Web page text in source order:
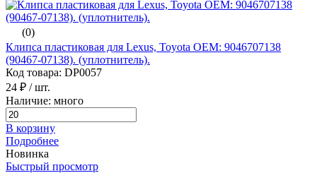
(0)
Клипса пластиковая для Lexus, Toyota ОЕМ: 9046707138
(90467-07138). (уплотнитель).
Код товара: DP0057
24 ₽ / шт.
Наличие: много
В корзину
Подробнее
Новинка
Быстрый просмотр